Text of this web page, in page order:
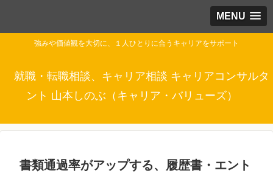
MENU
強みや価値観を大切に、１人ひとりに合うキャリアをサポート
就職・転職相談、キャリア相談 キャリアコンサルタ
ント 山本しのぶ（キャリア・バリューズ）
書類通過率がアップする、履歴書・エント